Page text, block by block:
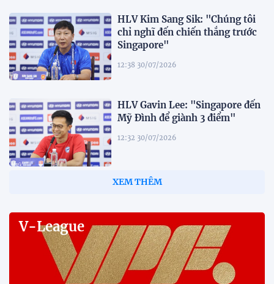
HLV Kim Sang Sik: "Chúng tôi
chỉ nghĩ đến chiến thắng trước
Singapore"
12:38 30/07/2026
HLV Gavin Lee: "Singapore đến
Mỹ Đình để giành 3 điểm"
12:32 30/07/2026
12:20 30/07/2026
Phóng viên Singapore bất ngờ